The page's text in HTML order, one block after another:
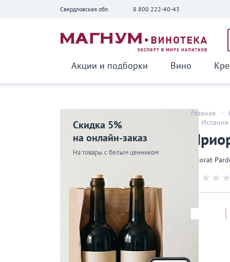
Свердловская обл. 8 800 222-40-43
Акции и подборки Вино
Скидка 5%
на онлайн-заказ
На товары с белым ценником
Главная -
Испания
Priorat